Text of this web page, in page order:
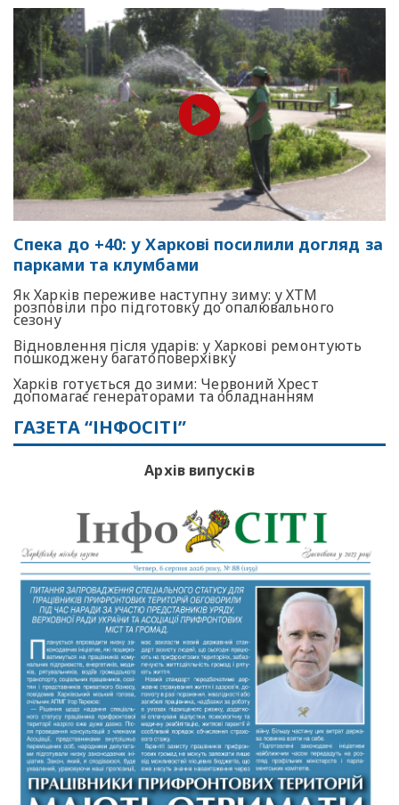
Спека до +40: у Харкові посилили догляд за
парками та клумбами
Як Харків переживе наступну зиму: у ХТМ
розповіли про підготовку до опалювального
сезону
Відновлення після ударів: у Харкові ремонтують
пошкоджену багатоповерхівку
Харків готується до зими: Червоний Хрест
допомагає генераторами та обладнанням
ГАЗЕТА “ІНФОСІТІ”
Архів випусків